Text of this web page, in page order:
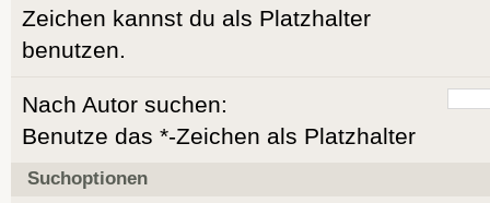
Zeichen kannst du als Platzhalter
benutzen.
Nach Autor suchen:
Benutze das *-Zeichen als Platzhalter
Suchoptionen